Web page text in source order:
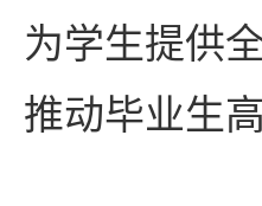
为学生提供
推动毕业生